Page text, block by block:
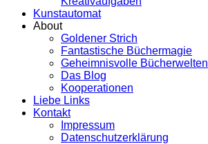
Kunstautomat
About
Goldener Strich
Fantastische Büchermagie
Geheimnisvolle Bücherwelten
Das Blog
Kooperationen
Liebe Links
Kontakt
Impressum
Datenschutzerklärung